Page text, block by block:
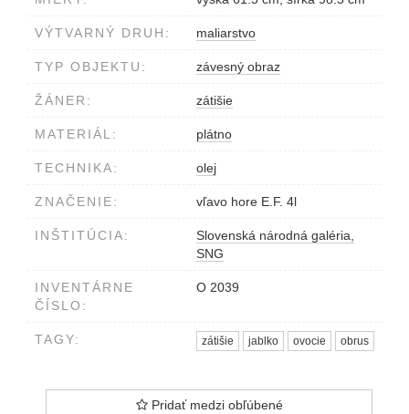
VÝTVARNÝ DRUH: maliarstvo
TYP OBJEKTU: závesný obraz
ŽÁNER: zátišie
MATERIÁL: plátno
TECHNIKA: olej
ZNAČENIE: vľavo hore E.F. 4l
INŠTITÚCIA:
Slovenská národná galéria,
SNG
INVENTÁRNE
ČÍSLO:
O 2039
TAGY: zátišie jablko ovocie obrus
Pridať medzi obľúbené